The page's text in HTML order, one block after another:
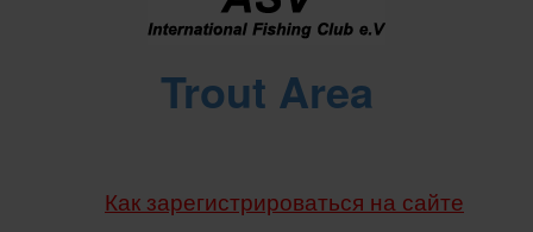
Trout Area
Как зарегистрироваться на сайте